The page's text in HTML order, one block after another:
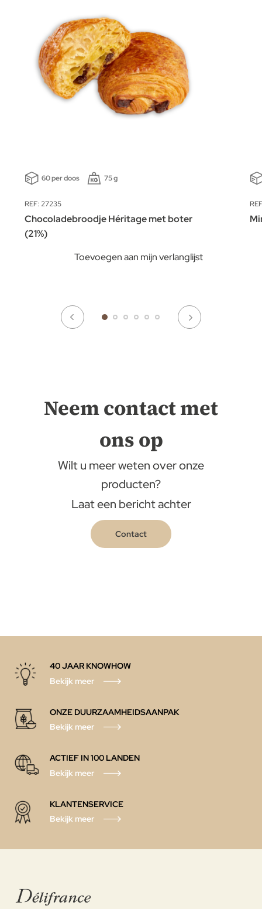
60 per doos 75 g
REF: 27235
Chocoladebroodje Héritage met boter
(21%)
Toevoegen aan mijn verlanglijst
Neem contact met
ons op
Wilt u meer weten over onze
producten?
Laat een bericht achter
Contact
40 JAAR KNOWHOW
Bekijk meer
ONZE DUURZAAMHEIDSAANPAK
Bekijk meer
ACTIEF IN 100 LANDEN
Bekijk meer
KLANTENSERVICE
Bekijk meer